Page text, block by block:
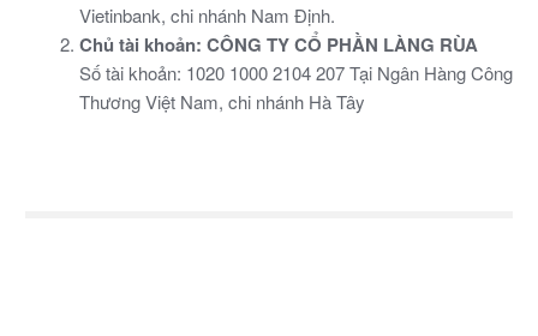
Vietinbank, chi nhánh Nam Định.
Chủ tài khoản: CÔNG TY CỔ PHẦN LÀNG RÙA
Số tài khoản: 1020 1000 2104 207 Tại Ngân Hàng Công
Thương Việt Nam, chi nhánh Hà Tây